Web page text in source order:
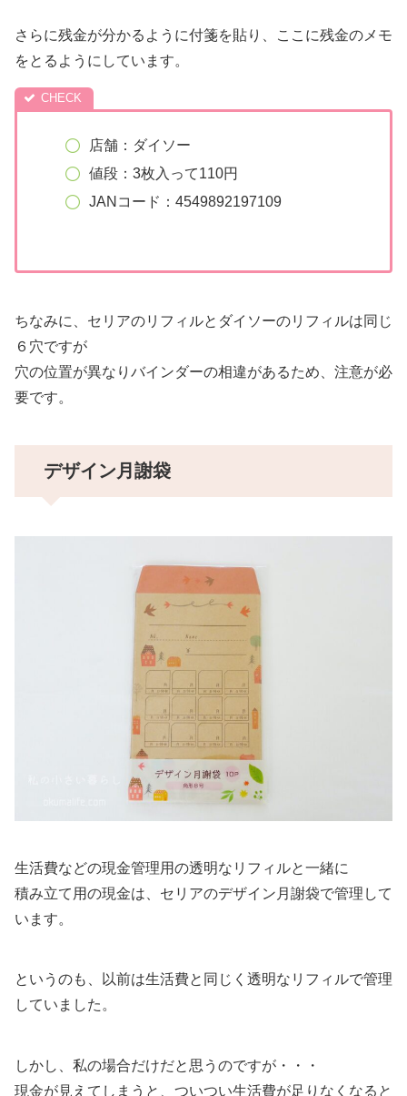
さらに残金が分かるように付箋を貼り、ここに残金のメモ
をとるようにしています。
店舗：ダイソー
値段：3枚入って110円
JANコード：4549892197109
ちなみに、セリアのリフィルとダイソーのリフィルは同じ
６穴ですが
穴の位置が異なりバインダーの相違があるため、注意が必
要です。
デザイン月謝袋
生活費などの現金管理用の透明なリフィルと一緒に
積み立て用の現金は、セリアのデザイン月謝袋で管理して
います。
というのも、以前は生活費と同じく透明なリフィルで管理
していました。
しかし、私の場合だけだと思うのですが・・・
現金が見えてしまうと、ついつい生活費が足りなくなると